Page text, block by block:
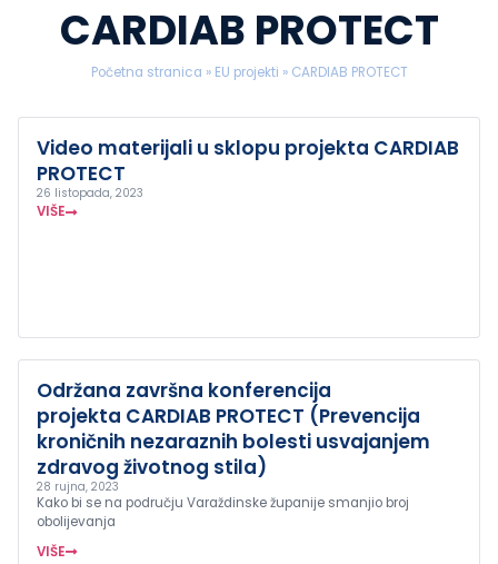
CARDIAB PROTECT
Početna stranica » EU projekti » CARDIAB PROTECT
Video materijali u sklopu projekta CARDIAB
PROTECT
26 listopada, 2023
VIŠE
Održana završna konferencija
projekta CARDIAB PROTECT (Prevencija
kroničnih nezaraznih bolesti usvajanjem
zdravog životnog stila)
28 rujna, 2023
Kako bi se na području Varaždinske županije smanjio broj
obolijevanja
VIŠE